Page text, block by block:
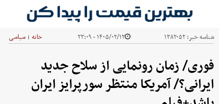
شناسه خبر:۱۳۸۲۰۵۲ ۱۴۰۵/۰۲/۱۲ - ۲۳:۰۹ خانه | سیاسی
فوری/ زمان رونمایی از سلاح جدید
ایرانی؟/ آمریکا منتظر سورپرایز ایران